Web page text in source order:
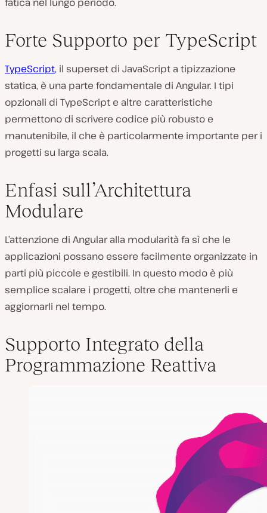
Forte Supporto per TypeScript
TypeScript, il superset di JavaScript a tipizzazione
statica, è una parte fondamentale di Angular. I tipi
opzionali di TypeScript e altre caratteristiche
permettono di scrivere codice più robusto e
manutenibile, il che è particolarmente importante per i
progetti su larga scala.
Enfasi sull’Architettura
Modulare
L’attenzione di Angular alla modularità fa sì che le
applicazioni possano essere facilmente organizzate in
parti più piccole e gestibili. In questo modo è più
semplice scalare i progetti, oltre che mantenerli e
aggiornarli nel tempo.
Supporto Integrato della
Programmazione Reattiva